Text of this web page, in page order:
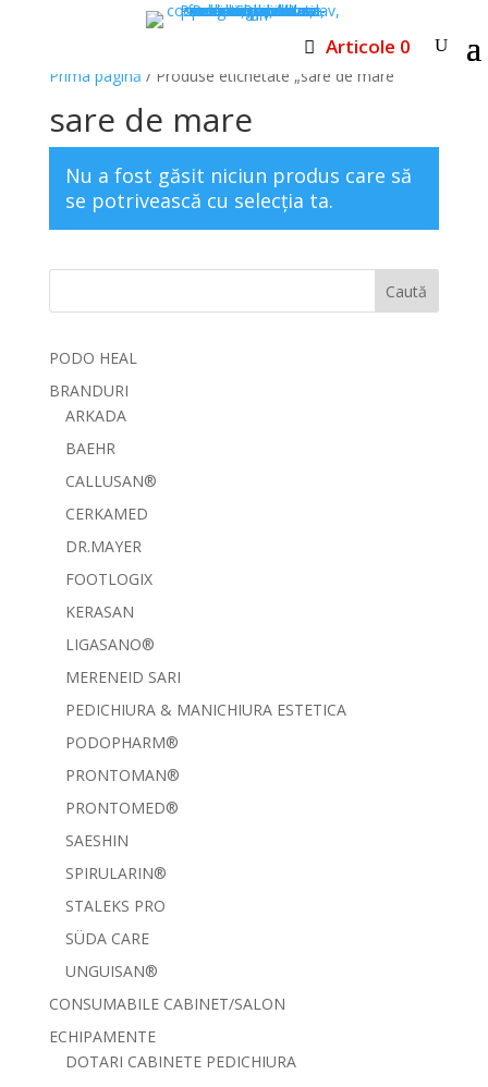
Articole 0
Prima pagină / Produse etichetate „sare de mare”
sare de mare
Nu a fost găsit niciun produs care să
se potrivească cu selecția ta.
Caută
PODO HEAL
BRANDURI
ARKADA
BAEHR
CALLUSAN®
CERKAMED
DR.MAYER
FOOTLOGIX
KERASAN
LIGASANO®
MERENEID SARI
PEDICHIURA & MANICHIURA ESTETICA
PODOPHARM®
PRONTOMAN®
PRONTOMED®
SAESHIN
SPIRULARIN®
STALEKS PRO
SÜDA CARE
UNGUISAN®
CONSUMABILE CABINET/SALON
ECHIPAMENTE
DOTARI CABINETE PEDICHIURA